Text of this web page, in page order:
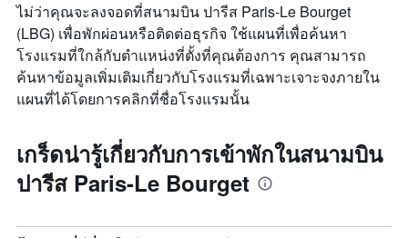
ไม่ว่าคุณจะลงจอดที่สนามบิน ปารีส Paris-Le Bourget
(LBG) เพื่อพักผ่อนหรือติดต่อธุรกิจ ใช้แผนที่เพื่อค้นหา
โรงแรมที่ใกล้กับตำแหน่งที่ตั้งที่คุณต้องการ คุณสามารถ
ค้นหาข้อมูลเพิ่มเติมเกี่ยวกับโรงแรมที่เฉพาะเจาะจงภายใน
แผนที่ได้โดยการคลิกที่ชื่อโรงแรมนั้น
เกร็ดน่ารู้เกี่ยวกับการเข้าพักในสนามบิน
ปารีส Paris-Le Bourget